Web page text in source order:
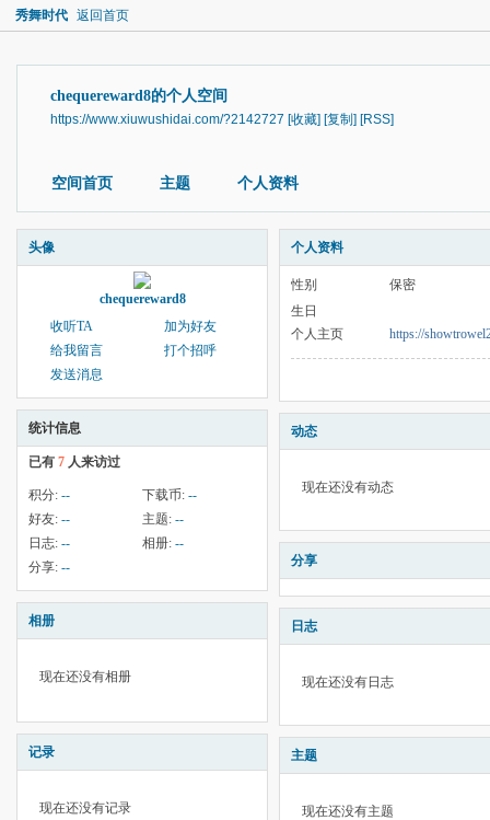
秀舞时代 返回首页
chequereward8的个人空间
https://www.xiuwushidai.com/?2142727 [收藏] [复制] [RSS]
空间首页 主题 个人资料
头像
chequereward8
收听TA
加为好友
给我留言
打个招呼
发送消息
统计信息
已有 7 人来访过
积分: -- 下载币: --
好友: -- 主题: --
日志: -- 相册: --
分享: --
相册
现在还没有相册
记录
现在还没有记录
个人资料
性别
保密
生日
个人主页
https://
动态
现在还没有动态
分享
日志
现在还没有日志
主题
现在还没有主题